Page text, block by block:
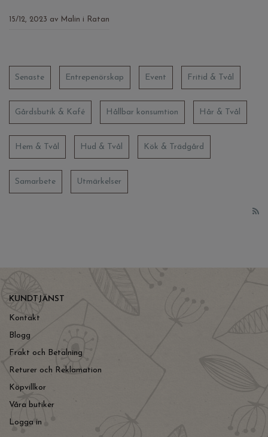
15/12, 2023 av Malin i Ratan
Senaste Entrepenörskap Event Fritid & Tvål
Gårdsbutik & Kafé Hållbar konsumtion Hår & Tvål
Hem & Tvål Hud & Tvål Kök & Trädgård
Samarbete Utmärkelser
KUNDTJÄNST
Kontakt
Blogg
Frakt och Betalning
Returer och Reklamation
Köpvillkor
Våra butiker
Logga in